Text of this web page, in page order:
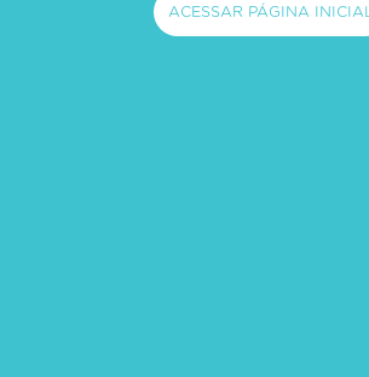
ACESSAR PÁGINA INICIAL